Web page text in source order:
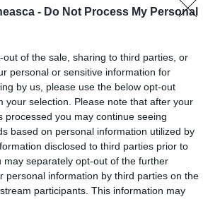
- Do Not Process My Personal
out of the sale, sharing to third parties, or
personal or sensitive information for
by us, please use the below opt-out
your selection. Please note that after your
processed you may continue seeing
based on personal information utilized by
disclosed to third parties prior to
may separately opt-out of the further
personal information by third parties on the
participants. This information may
la săraci de unde da!
omu cât traieşte-n viaţă
deie şi săracului.
plugari,cu ciubote şi iţari
ţării, că noi nu v-am dat uitării